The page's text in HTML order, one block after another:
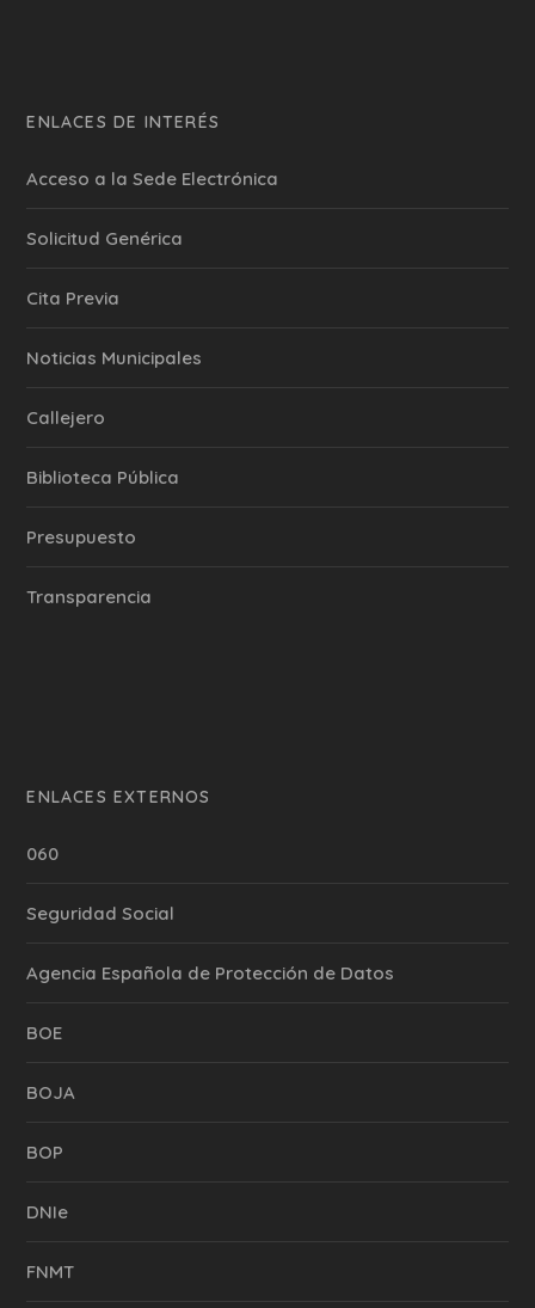
ENLACES DE INTERÉS
Acceso a la Sede Electrónica
Solicitud Genérica
Cita Previa
‎Noticias Municipales
Callejero
Biblioteca Pública
Presupuesto
Transparencia
ENLACES EXTERNOS
060
Seguridad Social
Agencia Española de Protección de Datos
BOE
BOJA
BOP
DNIe
FNMT